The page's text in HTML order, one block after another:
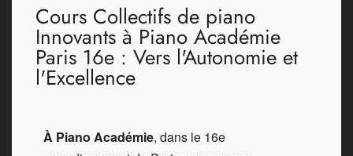
Cours Collectifs de piano
Innovants à Piano Académie
Paris 16e : Vers l'Autonomie et
l'Excellence
À Piano Académie, dans le 16e